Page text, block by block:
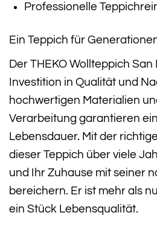
Professionelle
Ein Teppich für
Der THEKO Wollteppich San
Investition in Qualität und
hochwertigen Materialien
Verarbeitung garantieren
Lebensdauer. Mit der
dieser Teppich über viele
und Ihr Zuhause mit seiner
bereichern. Er ist mehr als
ein Stück Lebensqualität.